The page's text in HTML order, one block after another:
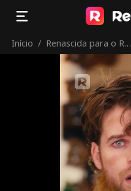
Início / Renascida para o Rei
Licantropo